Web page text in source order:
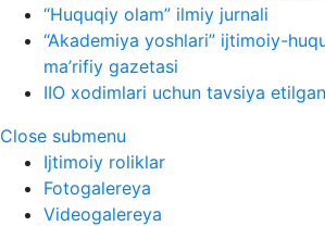
“Huquqiy olam” ilmiy jurnali
“Akademiya yoshlari” ijtimoiy-
ma’rifiy gazetasi
IIO xodimlari uchun tavsiya
Close submenu
Ijtimoiy roliklar
Fotogalereya
Videogalereya